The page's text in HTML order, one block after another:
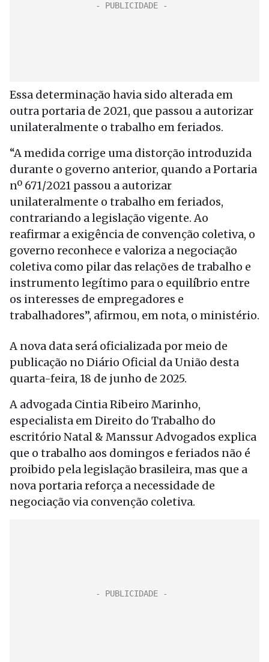
Essa determinação havia sido alterada em
outra portaria de 2021, que passou a autorizar
unilateralmente o trabalho em feriados.
“A medida corrige uma distorção introduzida
durante o governo anterior, quando a Portaria
nº 671/2021 passou a autorizar
unilateralmente o trabalho em feriados,
contrariando a legislação vigente. Ao
reafirmar a exigência de convenção coletiva, o
governo reconhece e valoriza a negociação
coletiva como pilar das relações de trabalho e
instrumento legítimo para o equilíbrio entre
os interesses de empregadores e
trabalhadores”, afirmou, em nota, o ministério.
A nova data será oficializada por meio de
publicação no Diário Oficial da União desta
quarta-feira, 18 de junho de 2025.
A advogada Cintia Ribeiro Marinho,
especialista em Direito do Trabalho do
escritório Natal & Manssur Advogados explica
que o trabalho aos domingos e feriados não é
proibido pela legislação brasileira, mas que a
nova portaria reforça a necessidade de
negociação via convenção coletiva.